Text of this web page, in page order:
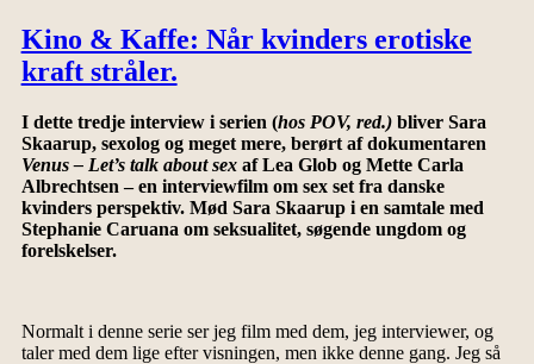
Kino & Kaffe: Når kvinders erotiske
kraft stråler.
I dette tredje interview i serien (hos POV, red.) bliver Sara
Skaarup, sexolog og meget mere, berørt af dokumentaren
Venus – Let’s talk about sexaf Lea Glob og Mette Carla
Albrechtsen – en interviewfilm om sex set fra danske
kvinders perspektiv. Mød Sara Skaarup i en samtale med
Stephanie Caruana om seksualitet, søgende ungdom og
forelskelser.
Normalt i denne serie ser jeg film med dem, jeg interviewer, og
taler med dem lige efter visningen, men ikke denne gang. Jeg så